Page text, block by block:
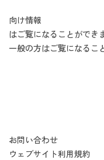
向け情報
はご覧になることができ
一般の方はご覧になるこ
お問い合わせ
ウェブサイト利用規約